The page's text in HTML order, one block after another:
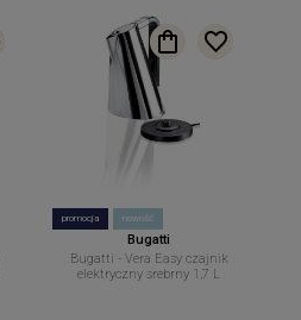
promocja nowość
Bugatti
Bugatti - Vera Easy czajnik
elektryczny srebrny 1,7 L